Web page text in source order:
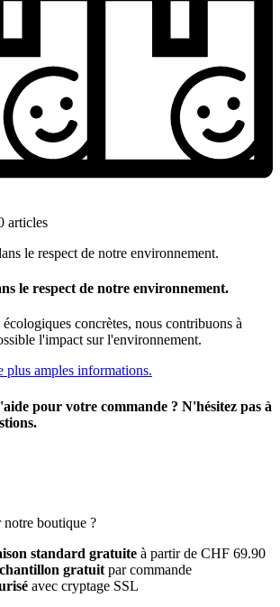
articles
le respect de notre environnement.
écologiques concrètes, nous contribuons à
l'impact sur l'environnement.
plus amples informations.
pour votre commande ? N'hésitez pas à
notre boutique ?
standard gratuite à partir de CHF 69.90
gratuit par commande
avec cryptage SSL